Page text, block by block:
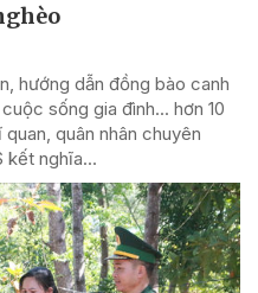
hướng dẫn đồng bào canh
sống gia đình... hơn 10
quân nhân chuyên
kết nghĩa...